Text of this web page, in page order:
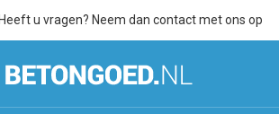
Heeft u vragen? Neem dan contact met ons op